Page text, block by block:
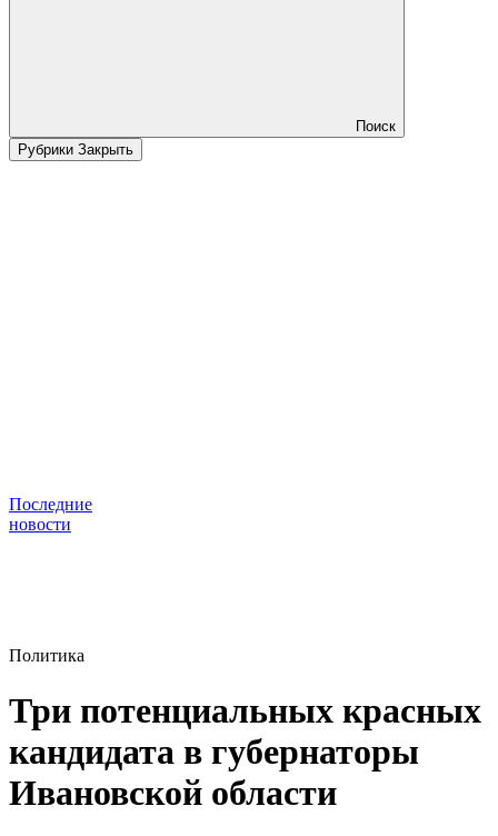
Поиск
Рубрики Закрыть
Последние
новости
Политика
Три потенциальных красных
кандидата в губернаторы
Ивановской области